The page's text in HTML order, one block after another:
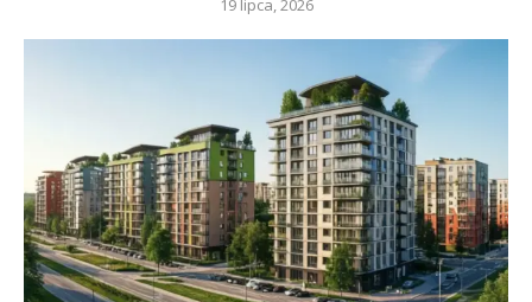
19 lipca, 2026